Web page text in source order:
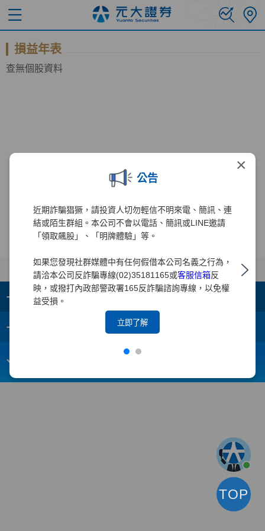
×
公告
近期詐騙猖獗，請投資人切勿輕信不明來電、簡訊、連
結或陌生群組。本公司不會以電話、簡訊或LINE邀請
「領取飆股」、「明牌體驗」等。
如果您發現社群媒體中有任何假借本公司名義之行為，
請洽本公司反詐騙專線(02)35181165或客服信箱反
映，或撥打內政部警政署165反詐騙諮詢專線，以免權
益受損。
立即了解
損益年表
查無個股資料
+ 集團成員
+
webmaster@yuanta.com
TOP